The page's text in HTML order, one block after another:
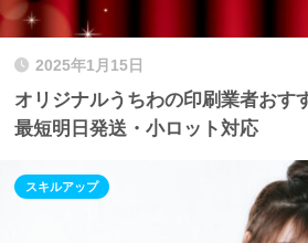
2025年1月15日
オリジナルうちわの印刷業者おす
最短明日発送・小ロット対応
スキルアップ